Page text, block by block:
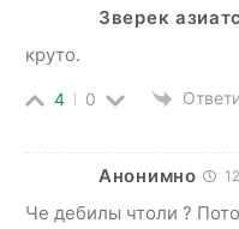
Зверек
круто.
4 0
Анонимно
Че дебилы чтоли ?